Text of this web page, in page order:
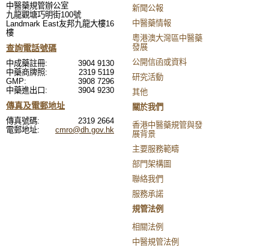
中醫藥規管辦公室
九龍觀塘巧明街100號
Landmark East友邦九龍大樓16
樓
查詢電話號碼
中成藥註冊:
3904 9130
中藥商牌照:
2319 5119
GMP:
3908 7296
中藥進出口:
3904 9230
傳真及電郵地址
傳真號碼:
2319 2664
電郵地址:
cmro@dh.gov.hk
新聞公報
中醫藥情報
粵港澳大灣區中醫藥
發展
公開信函或資料
研究活動
其他
關於我們
香港中醫藥規管與發
展背景
主要服務範疇
部門架構圖
聯絡我們
服務承諾
規管法例
相關法例
中醫規管法例